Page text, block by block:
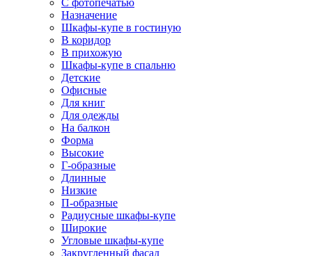
С фотопечатью
Назначение
Шкафы-купе в гостиную
В коридор
В прихожую
Шкафы-купе в спальню
Детские
Офисные
Для книг
Для одежды
На балкон
Форма
Высокие
Г-образные
Длинные
Низкие
П-образные
Радиусные шкафы-купе
Широкие
Угловые шкафы-купе
Закругленный фасад